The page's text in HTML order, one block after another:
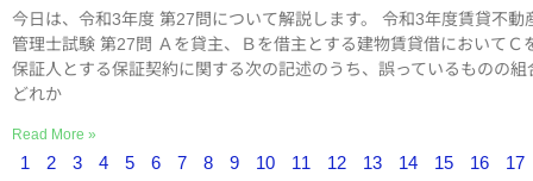
今日は、令和3年度 第27問について解説します。 令和3年度賃貸不動
管理士試験 第27問 Ａを貸主、Ｂを借主とする建物賃貸借においてＣ
保証人とする保証契約に関する次の記述のうち、誤っているものの組
どれか
Read More »
1 2 3 4 5 6 7 8 9 10 11 12 13 14 15 16 17